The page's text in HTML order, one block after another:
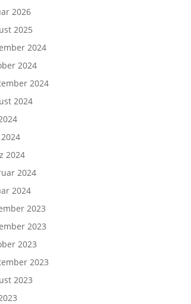
2026
2025
2024
2024
2024
2024
2024
2024
2024
2023
2023
2023
2023
2023